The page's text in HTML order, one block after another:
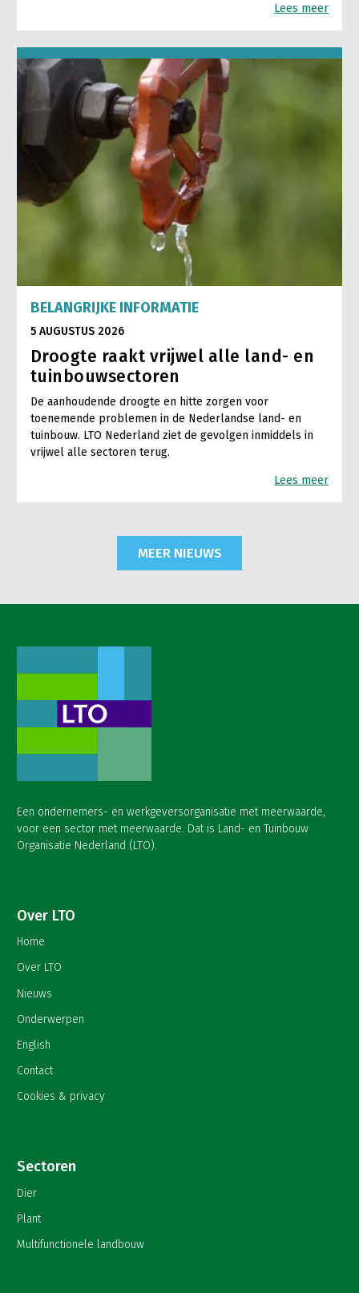
Lees meer
BELANGRIJKE INFORMATIE
5 AUGUSTUS 2026
Droogte raakt vrijwel alle land- en
tuinbouwsectoren
De aanhoudende droogte en hitte zorgen voor
toenemende problemen in de Nederlandse land- en
tuinbouw. LTO Nederland ziet de gevolgen inmiddels in
vrijwel alle sectoren terug.
Lees meer
MEER NIEUWS
Een ondernemers- en werkgeversorganisatie met meerwaarde,
voor een sector met meerwaarde. Dat is Land- en Tuinbouw
Organisatie Nederland (LTO).
Over LTO
Home
Over LTO
Nieuws
Onderwerpen
English
Contact
Cookies & privacy
Sectoren
Dier
Plant
Multifunctionele landbouw